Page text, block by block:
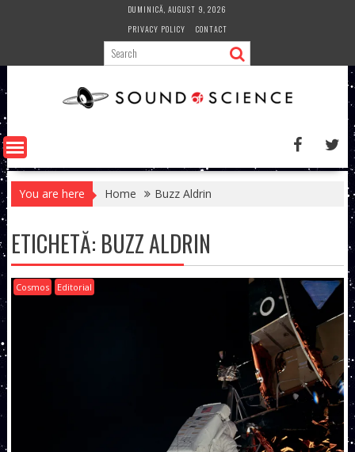
DUMINICĂ, AUGUST 9, 2026
PRIVACY POLICY
CONTACT
You are here Home Buzz Aldrin
ETICHETĂ: BUZZ ALDRIN
Cosmos Editorial